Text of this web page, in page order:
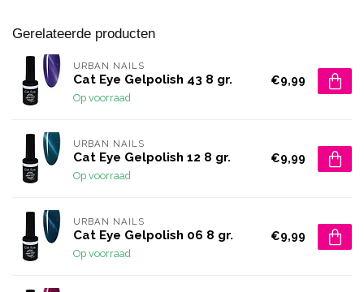
Gerelateerde producten
URBAN NAILS
Cat Eye Gelpolish 43 8 gr.
Op voorraad
€9,99
URBAN NAILS
Cat Eye Gelpolish 12 8 gr.
Op voorraad
€9,99
URBAN NAILS
Cat Eye Gelpolish 06 8 gr.
Op voorraad
€9,99